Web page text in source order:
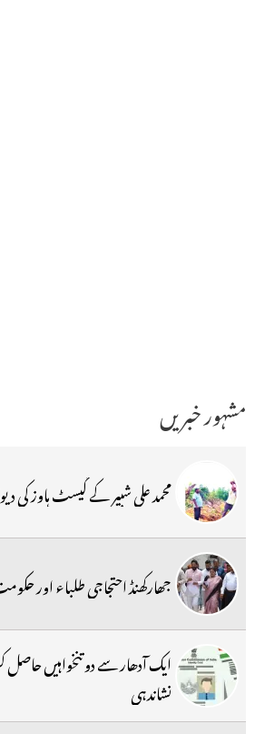
مشہور خبریں
محمد علی شبیر کے گیسٹ ہاوز کی
جھارکھنڈ احتجاجی طلباء اور
نشاندہی